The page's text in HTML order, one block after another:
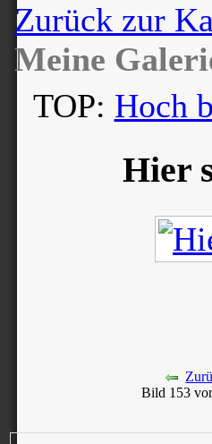
Zurück zur
Meine
TOP: Hoch
Hier
Bild 153